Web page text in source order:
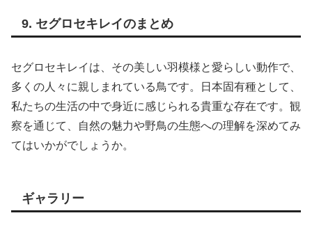
9. セグロセキレイのまとめ
セグロセキレイは、その美しい羽模様と愛らしい動作で、
多くの人々に親しまれている鳥です。日本固有種として、
私たちの生活の中で身近に感じられる貴重な存在です。観
察を通じて、自然の魅力や野鳥の生態への理解を深めてみ
てはいかがでしょうか。
ギャラリー